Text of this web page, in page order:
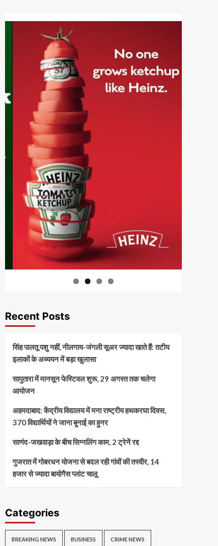
Recent Posts
सिंह पालतू पशु नहीं, नीलगाय-जंगली सूअर ज्यादा खाते हैं: तटीय
इलाकों के अध्ययन में बड़ा खुलासा
सापुतारा में मानसून फेस्टिवल शुरू, 29 अगस्त तक चलेगा
आयोजन
अहमदाबाद: केंद्रीय विद्यालय में मना राष्ट्रीय हथकरघा दिवस,
370 विद्यार्थियों ने जाना बुनाई का हुनर
साणंद-जखवाड़ा के बीच सिग्नलिंग काम, 2 ट्रेनें रद्द
गुजरात में गोबरधन योजना से बदल रही गांवों की तस्वीर, 14
हजार से ज्यादा बायोगैस प्लांट चालू
Categories
BREAKING NEWS BUSINESS CRIME NEWS